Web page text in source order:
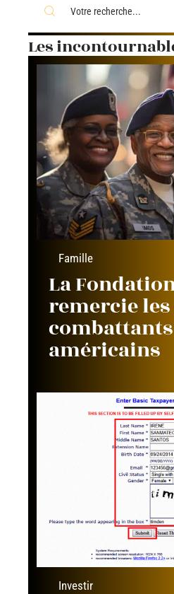
Les
Famille
La
remercie
combattants
américains
Investir